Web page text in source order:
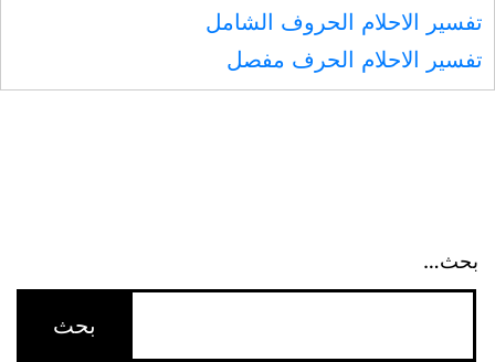
تفسير الاحلام الحروف الشامل
تفسير الاحلام الحرف مفصل
بحث…